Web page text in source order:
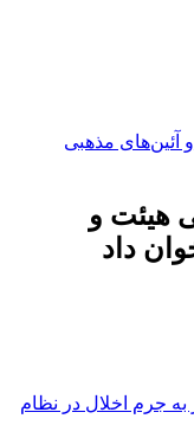
هیئت و
داد